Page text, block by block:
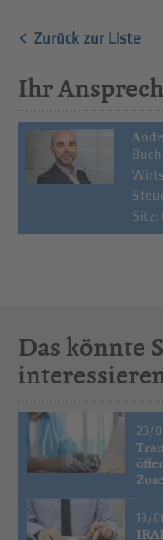
Zurück zur Liste
Ihr
Sitz:
Das könnte
23/
13/